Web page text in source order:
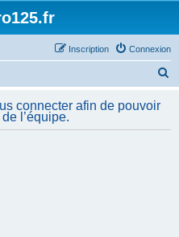
Connexion
Inscription
h
connecter afin de pouvoir
l’équipe.